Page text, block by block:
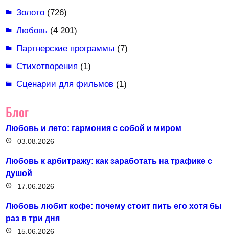
Золото(726)
Любовь(4 201)
Партнерские программы (7)
Стихотворения (1)
Сценарии для фильмов(1)
Блог
Любовь и лето: гармония с собой и миром
03.08.2026
Любовь к арбитражу: как заработать на трафике с
душой
17.06.2026
Любовь любит кофе: почему стоит пить его хотя бы
раз в три дня
15.06.2026